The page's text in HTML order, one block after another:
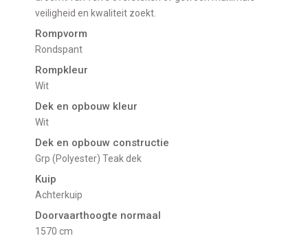
veiligheid en kwaliteit zoekt.
Rompvorm
Rondspant
Rompkleur
Wit
Dek en opbouw kleur
Wit
Dek en opbouw constructie
Grp (Polyester) Teak dek
Kuip
Achterkuip
Doorvaarthoogte normaal
1570 cm